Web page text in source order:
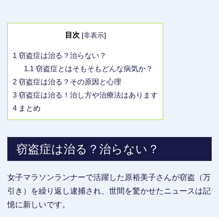
目次 [非表示]
1 窃盗症は治る？治らない？
1.1 窃盗症とはそもそもどんな病気か？
2 窃盗症は治る？その原因と心理
3 窃盗症は治る！治し方や治療法はあります
4 まとめ
窃盗症は治る？治らない？
女子マラソンランナーで活躍した原裕美子さんが窃盗（万
引き）を繰り返し逮捕され、世間を驚かせたニュースは記
憶に新しいです。